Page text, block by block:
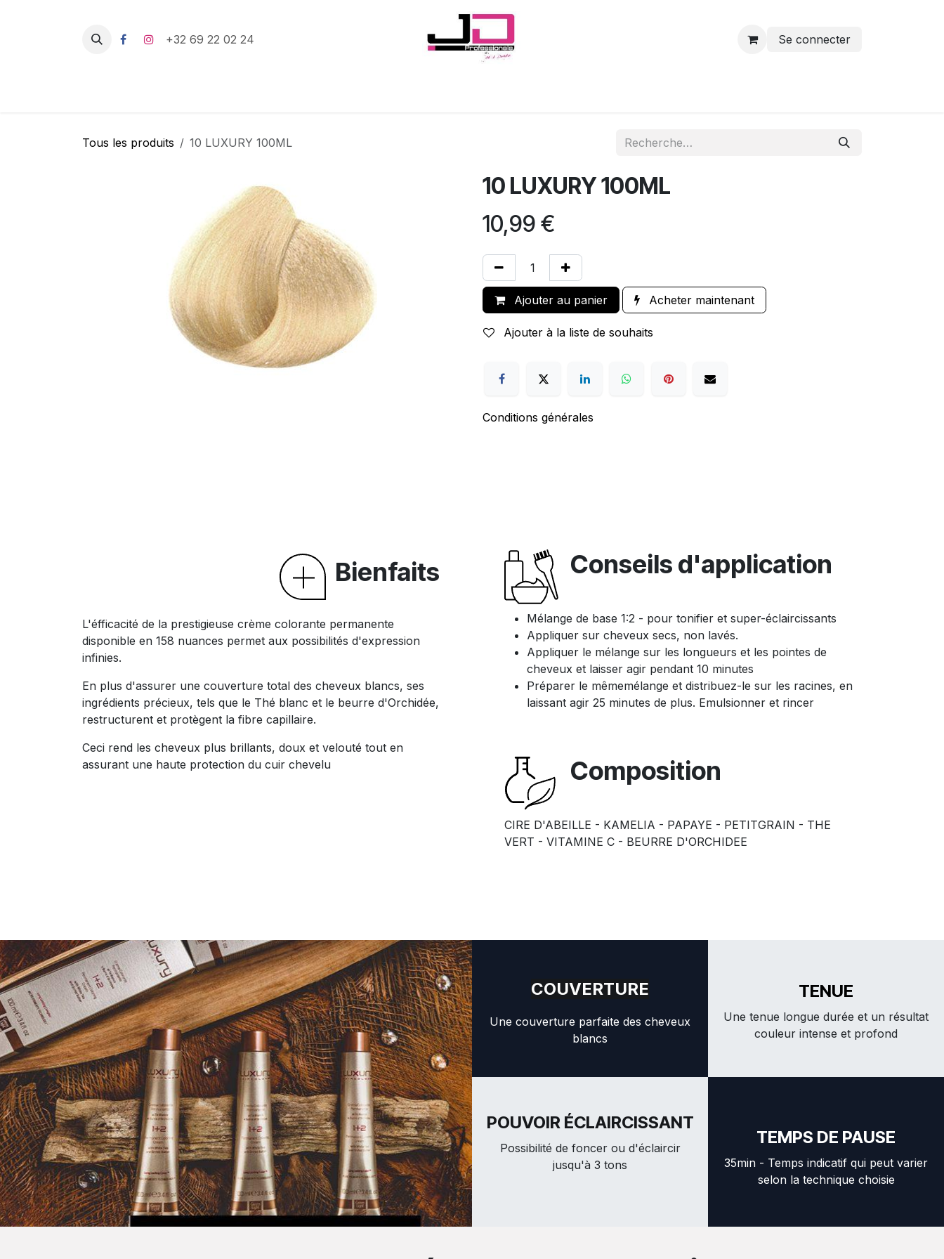
+32 69 22 02 24 Se connecter
Tous les produits 10 LUXURY 100ML
10 LUXURY 100ML
10,99 €
Ajouter au panier Acheter maintenant
Ajouter à la liste de souhaits
Conditions générales
Bienfaits
L'éfficacité de la prestigieuse crème colorante permanente
disponible en 158 nuances permet aux possibilités d'expression
infinies.
En plus d'assurer une couverture total des cheveux blancs, ses
ingrédients précieux, tels que le Thé blanc et le beurre d'Orchidée,
restructurent et protègent la fibre capillaire.
Ceci rend les cheveux plus brillants, doux et velouté tout en
assurant une haute protection du cuir chevelu
Conseils d'application
Mélange de base 1:2 - pour tonifier et super-éclaircissants
Appliquer sur cheveux secs, non lavés.
Appliquer le mélange sur les longueurs et les pointes de
cheveux et laisser agir pendant 10 minutes
Préparer le mêmemélange et distribuez-le sur les racines, en
laissant agir 25 minutes de plus. Emulsionner et rincer
Composition
CIRE D'ABEILLE - KAMELIA - PAPAYE - PETITGRAIN - THE
VERT - VITAMINE C - BEURRE D'ORCHIDEE
COUVERTURE
Une couverture parfaite des cheveux
blancs
TENUE
Une tenue longue durée et un résultat
couleur intense et profond
POUVOIR ÉCLAIRCISSANT
Possibilité de foncer ou d'éclaircir
jusqu'à 3 tons
TEMPS DE PAUSE
35min - Temps indicatif qui peut varier
selon la technique choisie